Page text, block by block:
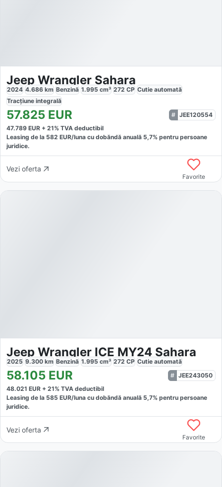
Jeep Wrangler Sahara
2024 4.686 km Benzină 1.995 cm³ 272 CP Cutie automată
Tracțiune integrală
57.825 EUR
JEE120554
47.789 EUR + 21% TVA deductibil
Leasing de la 582 EUR/luna cu dobăndă anuală 5,7% pentru persoane
juridice.
Vezi oferta
Favorite
Jeep Wrangler ICE MY24 Sahara
2025 9.300 km Benzină 1.995 cm³ 272 CP Cutie automată
58.105 EUR
JEE243050
48.021 EUR + 21% TVA deductibil
Leasing de la 585 EUR/luna cu dobăndă anuală 5,7% pentru persoane
juridice.
Vezi oferta
Favorite